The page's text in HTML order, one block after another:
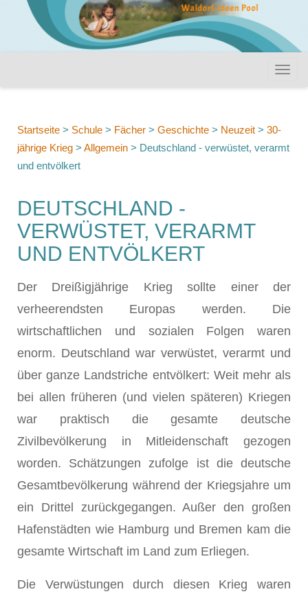
Startseite > Schule > Fächer > Geschichte > Neuzeit > 30-
jährige Krieg > Allgemein > Deutschland - verwüstet, verarmt
und entvölkert
DEUTSCHLAND -
VERWÜSTET, VERARMT
UND ENTVÖLKERT
Der Dreißigjährige Krieg sollte einer der
verheerendsten Europas werden. Die
wirtschaftlichen und sozialen Folgen waren
enorm. Deutschland war verwüstet, verarmt und
über ganze Landstriche entvölkert: Weit mehr als
bei allen früheren (und vielen späteren) Kriegen
war praktisch die gesamte deutsche
Zivilbevölkerung in Mitleidenschaft gezogen
worden. Schätzungen zufolge ist die deutsche
Gesamtbevölkerung während der Kriegsjahre um
ein Drittel zurückgegangen. Außer den großen
Hafenstädten wie Hamburg und Bremen kam die
gesamte Wirtschaft im Land zum Erliegen.
Die Verwüstungen durch diesen Krieg waren